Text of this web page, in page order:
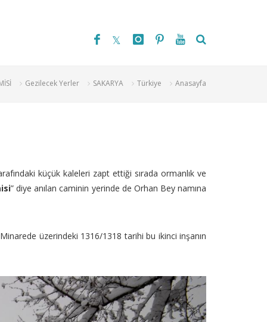
Gezilecek Yerler SAKARYA Türkiye Anasayfa
küçük kaleleri zapt ettiği sırada ormanlık ve
” diye anılan caminin yerinde de Orhan Bey namına
üzerindeki 1316/1318 tarihi bu ikinci inşanın